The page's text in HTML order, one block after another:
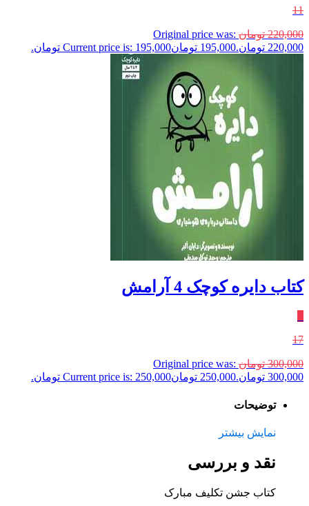
11
220,000 تومان Original price was:
220,000 تومان.
195,000 تومانCurrent price is: 195,000 تومان.
کتاب دایره کوچک 4 آرامش
17
300,000 تومان Original price was:
300,000 تومان.
250,000 تومانCurrent price is: 250,000 تومان.
توضیحات
نمایش بیشتر
نقد و بررسی
کتاب جشن تکلیف مبارک